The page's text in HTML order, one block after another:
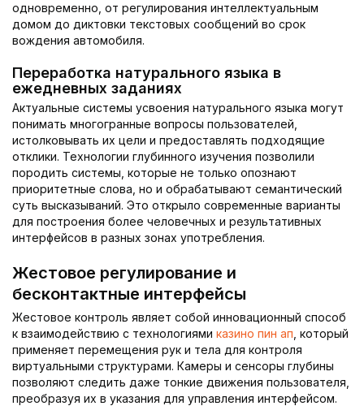
одновременно, от регулирования интеллектуальным
домом до диктовки текстовых сообщений во срок
вождения автомобиля.
Переработка натурального языка в
ежедневных заданиях
Актуальные системы усвоения натурального языка могут
понимать многогранные вопросы пользователей,
истолковывать их цели и предоставлять подходящие
отклики. Технологии глубинного изучения позволили
породить системы, которые не только опознают
приоритетные слова, но и обрабатывают семантический
суть высказываний. Это открыло современные варианты
для построения более человечных и результативных
интерфейсов в разных зонах употребления.
Жестовое регулирование и
бесконтактные интерфейсы
Жестовое контроль являет собой инновационный способ
к взаимодействию с технологиями казино пин ап , который
применяет перемещения рук и тела для контроля
виртуальными структурами. Камеры и сенсоры глубины
позволяют следить даже тонкие движения пользователя,
преобразуя их в указания для управления интерфейсом.